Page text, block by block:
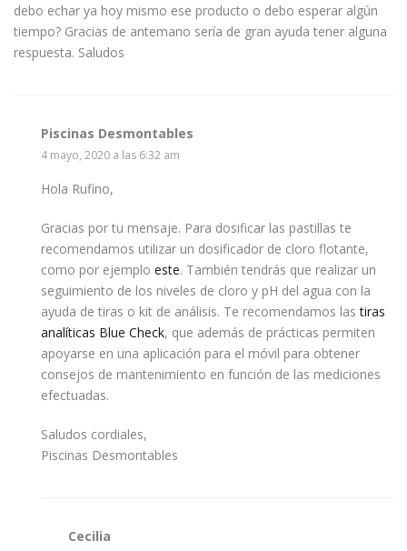
debo echar ya hoy mismo ese producto o debo esperar algún
tiempo? Gracias de antemano sería de gran ayuda tener alguna
respuesta. Saludos
Piscinas Desmontables
4 mayo, 2020 a las 6:32 am
Hola Rufino,
Gracias por tu mensaje. Para dosificar las pastillas te
recomendamos utilizar un dosificador de cloro flotante,
como por ejemplo este. También tendrás que realizar un
seguimiento de los niveles de cloro y pH del agua con la
ayuda de tiras o kit de análisis. Te recomendamos lastiras
analíticas Blue Check, que además de prácticas permiten
apoyarse en una aplicación para el móvil para obtener
consejos de mantenimiento en función de las mediciones
efectuadas.
Saludos cordiales,
Piscinas Desmontables
Cecilia